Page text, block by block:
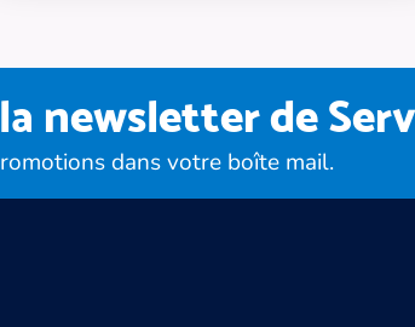
newsletter de
dans votre boîte mail.